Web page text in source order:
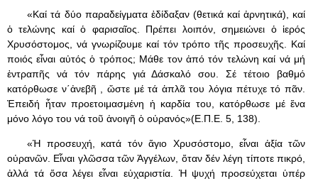
«Καί τά δύο παραδείγματα ἐδίδαξαν (θετικά καί ἀρνητικά), καί
ὁ τελώνης καί ὁ φαρισαῖος. Πρέπει λοιπόν, σημειώνει ὁ ἱερός
Χρυσόστομος, νά γνωρίζουμε καί τόν τρόπο τῆς προσευχῆς. Καί
ποιός εἶναι αὐτός ὁ τρόπος; Μάθε τον ἀπό τόν τελώνη καί νά μή
ἐντραπῆς νά τόν πάρης γιά Δάσκαλό σου. Σέ τέτοιο βαθμό
κατόρθωσε ν΄ἀνεβῆ , ὥστε μέ τά ἁπλᾶ του λόγια πέτυχε τό πᾶν.
Ἐπειδή ἦταν προετοιμασμένη ἡ καρδία του, κατόρθωσε μέ ἕνα
μόνο λόγο του νά τοῦ ἀνοιγῆ ὁ οὐρανός»(Ε.Π.Ε. 5, 138).
«Ἡ προσευχή, κατά τόν ἅγιο Χρυσόστομο, εἶναι ἀξία τῶν
οὐρανῶν. Εἶναι γλῶσσα τῶν Ἀγγέλων, ὅταν δέν λέγη τίποτε πικρό,
ἀλλά τά ὅσα λέγει εἶναι εὐχαριστία. Ἡ ψυχή προσεύχεται ὑπέρ